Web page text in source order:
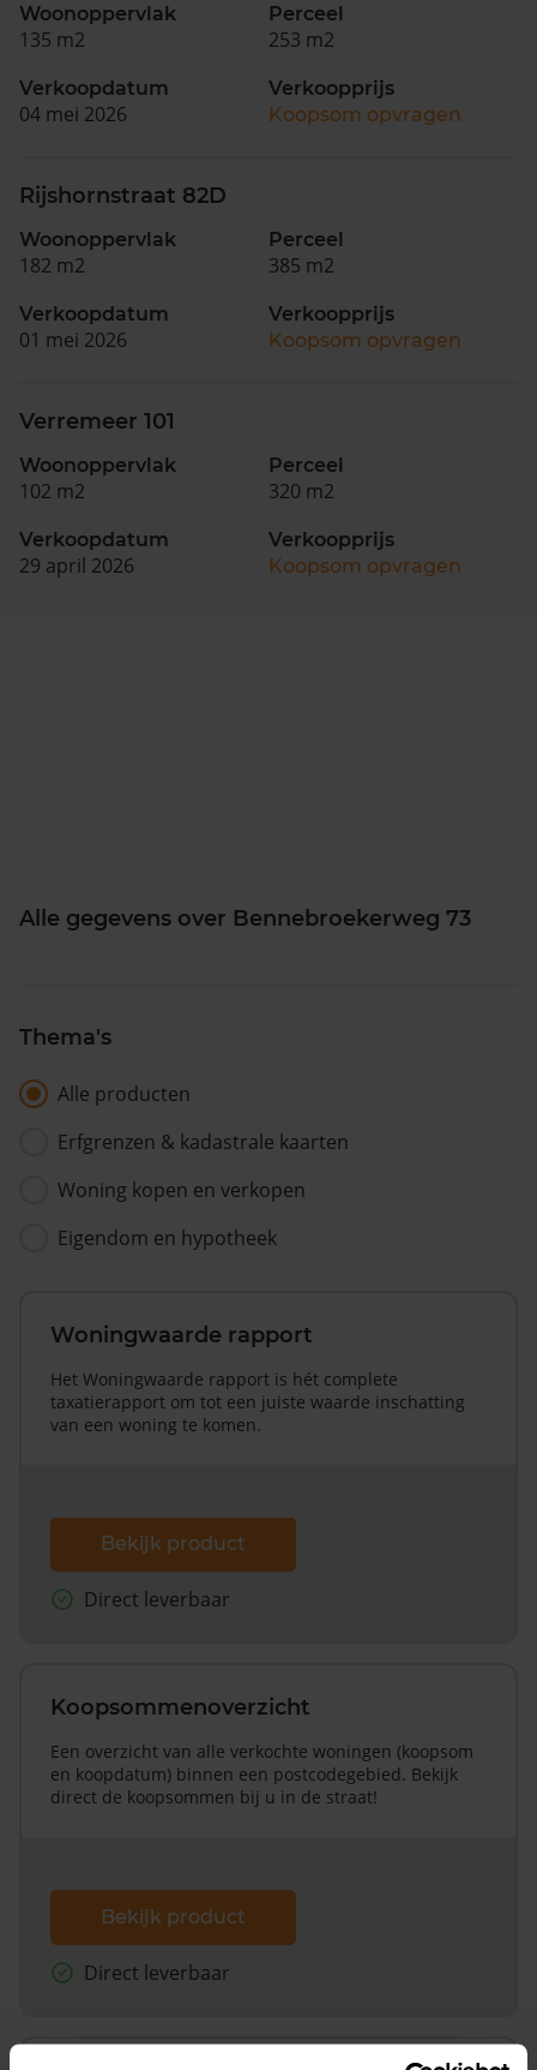
Woonoppervlak
135 m2
Perceel
253 m2
Verkoopdatum
04 mei 2026
Verkoopprijs
Koopsom opvragen
Rijshornstraat 82D
Woonoppervlak
182 m2
Perceel
385 m2
Verkoopdatum
01 mei 2026
Verkoopprijs
Koopsom opvragen
Verremeer 101
Woonoppervlak
102 m2
Perceel
320 m2
Verkoopdatum
29 april 2026
Verkoopprijs
Koopsom opvragen
Alle gegevens over Bennebroekerweg 73
Thema's
Alle producten
Erfgrenzen & kadastrale kaarten
Woning kopen en verkopen
Eigendom en hypotheek
Woningwaarde rapport
Het Woningwaarde rapport is hét complete
taxatierapport om tot een juiste waarde inschatting
van een woning te komen.
Bekijk product
Direct leverbaar
Koopsommenoverzicht
Een overzicht van alle verkochte woningen (koopsom
en koopdatum) binnen een postcodegebied. Bekijk
direct de koopsommen bij u in de straat!
Bekijk product
Direct leverbaar